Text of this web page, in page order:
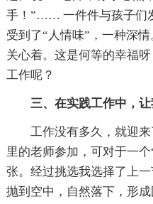
手！”…… 一件件与孩子们
受到了“人情味”，一种深
关心着。这是何等的幸福
工作呢？
三、在实践工作中，
工作没有多久，就迎
里的老师参加，可对于一
张。经过挑选我选择了上
抛到空中，自然落下，形